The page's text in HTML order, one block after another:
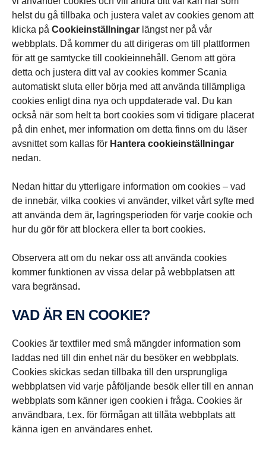
helst du gå tillbaka och justera valet av cookies genom att
klicka på Cookieinställningar längst ner på vår
webbplats. Då kommer du att dirigeras om till plattformen
för att ge samtycke till cookieinnehåll. Genom att göra
detta och justera ditt val av cookies kommer Scania
automatiskt sluta eller börja med att använda tillämpliga
cookies enligt dina nya och uppdaterade val. Du kan
också när som helt ta bort cookies som vi tidigare placerat
på din enhet, mer information om detta finns om du läser
avsnittet som kallas för Hantera cookieinställningar
nedan.
Nedan hittar du ytterligare information om cookies – vad
de innebär, vilka cookies vi använder, vilket vårt syfte med
att använda dem är, lagringsperioden för varje cookie och
hur du gör för att blockera eller ta bort cookies.
Observera att om du nekar oss att använda cookies
kommer funktionen av vissa delar på webbplatsen att
vara begränsad.
VAD ÄR EN COOKIE?
Cookies är textfiler med små mängder information som
laddas ned till din enhet när du besöker en webbplats.
Cookies skickas sedan tillbaka till den ursprungliga
webbplatsen vid varje påföljande besök eller till en annan
webbplats som känner igen cookien i fråga. Cookies är
användbara, t.ex. för förmågan att tillåta webbplats att
känna igen en användares enhet.